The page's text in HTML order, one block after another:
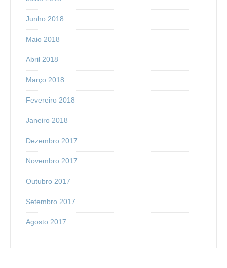
Junho 2018
Maio 2018
Abril 2018
Março 2018
Fevereiro 2018
Janeiro 2018
Dezembro 2017
Novembro 2017
Outubro 2017
Setembro 2017
Agosto 2017